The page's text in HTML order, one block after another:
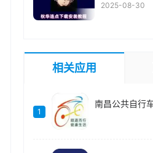
2025-08-30
相关应用
1